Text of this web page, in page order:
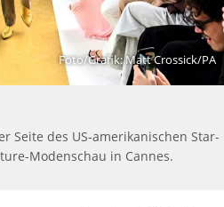
Foto/Grafik: Matt Crossick/PA
Seite des US-amerikanischen Star-
Modenschau in Cannes.